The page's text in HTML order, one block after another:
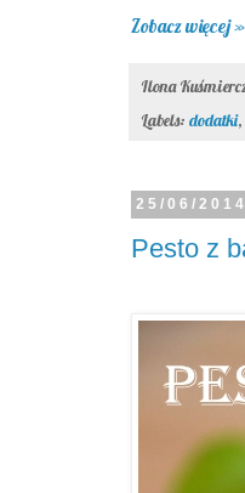
Zobacz więcej »
Ilona
Labels: dodatki,
25/06/
Pesto z